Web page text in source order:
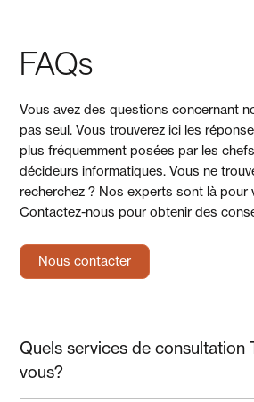
FAQs
Vous avez des questions concernant
pas seul. Vous trouverez ici les
plus fréquemment posées par les
décideurs informatiques. Vous ne
recherchez ? Nos experts sont là pour
Contactez-nous pour obtenir des
Nous contacter
Quels services de consultation
vous?